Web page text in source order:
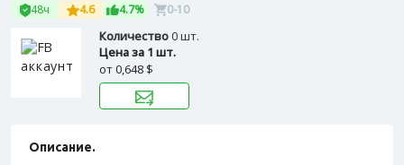
48ч 4.6 4.7% 0-10
Количество0 шт.
Цена за 1 шт.
от0,648 $
Описание.